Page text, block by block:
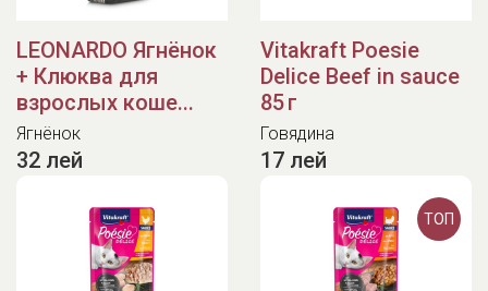
LEONARDO Ягнёнок
+ Клюква для
взрослых коше...
Ягнёнок
32 лей
Vitakraft Poesie
Delice Beef in sauce
85 г
Говядина
17 лей
ТОП